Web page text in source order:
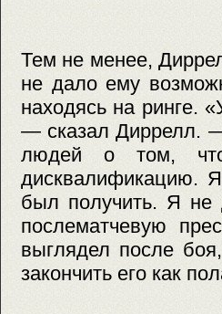
Тем не менее,
не дало ему
находясь на ринге.
— сказал Диррелл.
людей о том,
дисквалификацию.
был получить. Я
послематчевую
выглядел после
закончить его как